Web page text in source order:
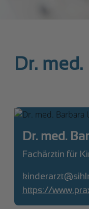
Dr.
Dr. med.
Fachärztin für
https://